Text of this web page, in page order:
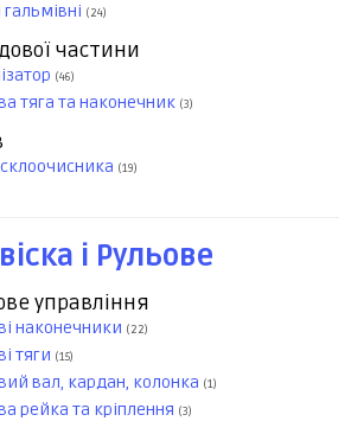
(24)
частини
(46)
тяга та наконечник (3)
(19)
і Рульове
управління
наконечники (22)
тяги (15)
вал, кардан, колонка (1)
рейка та кріплення (3)